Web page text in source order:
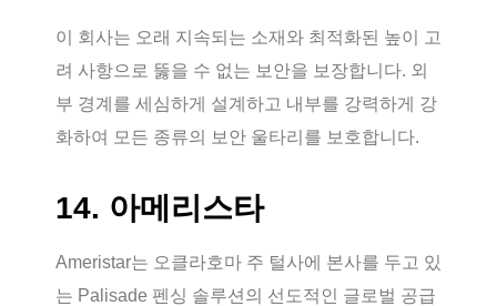
이 회사는 오래 지속되는 소재와 최적화된 높이 고
려 사항으로 뚫을 수 없는 보안을 보장합니다. 외
부 경계를 세심하게 설계하고 내부를 강력하게 강
화하여 모든 종류의 보안 울타리를 보호합니다.
14. 아메리스타
Ameristar는 오클라호마 주 털사에 본사를 두고 있
는 Palisade 펜싱 솔루션의 선도적인 글로벌 공급